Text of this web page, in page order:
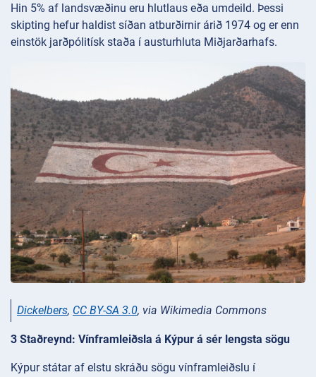
Hin 5% af landsvæðinu eru hlutlaus eða umdeild. Þessi
skipting hefur haldist síðan atburðirnir árið 1974 og er enn
einstök jarðpólitísk staða í austurhluta Miðjarðarhafs.
Dickelbers, CC BY-SA 3.0, via Wikimedia Commons
3 Staðreynd: Vínframleiðsla á Kýpur á sér lengsta sögu
Kýpur státar af elstu skráðu sögu vínframleiðslu í